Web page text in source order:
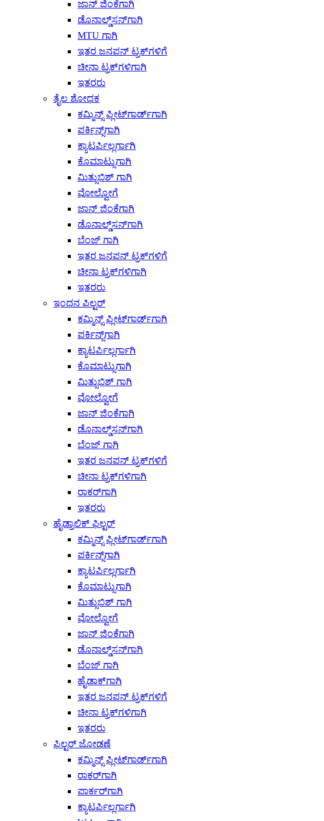
ಜಾನ್ ಜಿಂಕೆಗಾಗಿ
ಡೊನಾಲ್ಡ್‌ಸನ್‌ಗಾಗಿ
MTU ಗಾಗಿ
ಇತರ ಜನಪನ್ ಟ್ರಕ್‌ಗಳಿಗೆ
ಚೀನಾ ಟ್ರಕ್‌ಗಳಿಗಾಗಿ
ಇತರರು
ತೈಲ ಶೋಧಕ
ಕಮ್ಮಿನ್ಸ್ ಫ್ಲೀಟ್‌ಗಾರ್ಡ್‌ಗಾಗಿ
ಪರ್ಕಿನ್ಸ್‌ಗಾಗಿ
ಕ್ಯಾಟರ್ಪಿಲ್ಲರ್ಗಾಗಿ
ಕೊಮಾಟ್ಸುಗಾಗಿ
ಮಿತ್ಸುಬಿಶ್ ಗಾಗಿ
ವೋಲ್ವೋಗೆ
ಜಾನ್ ಜಿಂಕೆಗಾಗಿ
ಡೊನಾಲ್ಡ್‌ಸನ್‌ಗಾಗಿ
ಬೆಂಜ್ ಗಾಗಿ
ಇತರ ಜನಪನ್ ಟ್ರಕ್‌ಗಳಿಗೆ
ಚೀನಾ ಟ್ರಕ್‌ಗಳಿಗಾಗಿ
ಇತರರು
ಇಂಧನ ಫಿಲ್ಟರ್
ಕಮ್ಮಿನ್ಸ್ ಫ್ಲೀಟ್‌ಗಾರ್ಡ್‌ಗಾಗಿ
ಪರ್ಕಿನ್ಸ್‌ಗಾಗಿ
ಕ್ಯಾಟರ್ಪಿಲ್ಲರ್ಗಾಗಿ
ಕೊಮಾಟ್ಸುಗಾಗಿ
ಮಿತ್ಸುಬಿಶ್ ಗಾಗಿ
ವೋಲ್ವೋಗೆ
ಜಾನ್ ಜಿಂಕೆಗಾಗಿ
ಡೊನಾಲ್ಡ್‌ಸನ್‌ಗಾಗಿ
ಬೆಂಜ್ ಗಾಗಿ
ಇತರ ಜನಪನ್ ಟ್ರಕ್‌ಗಳಿಗೆ
ಚೀನಾ ಟ್ರಕ್‌ಗಳಿಗಾಗಿ
ರಾಕರ್‌ಗಾಗಿ
ಇತರರು
ಹೈಡ್ರಾಲಿಕ್ ಫಿಲ್ಟರ್
ಕಮ್ಮಿನ್ಸ್ ಫ್ಲೀಟ್‌ಗಾರ್ಡ್‌ಗಾಗಿ
ಪರ್ಕಿನ್ಸ್‌ಗಾಗಿ
ಕ್ಯಾಟರ್ಪಿಲ್ಲರ್ಗಾಗಿ
ಕೊಮಾಟ್ಸುಗಾಗಿ
ಮಿತ್ಸುಬಿಶ್ ಗಾಗಿ
ವೋಲ್ವೋಗೆ
ಜಾನ್ ಜಿಂಕೆಗಾಗಿ
ಡೊನಾಲ್ಡ್‌ಸನ್‌ಗಾಗಿ
ಬೆಂಜ್ ಗಾಗಿ
ಹೈಡಾಕ್‌ಗಾಗಿ
ಇತರ ಜನಪನ್ ಟ್ರಕ್‌ಗಳಿಗೆ
ಚೀನಾ ಟ್ರಕ್‌ಗಳಿಗಾಗಿ
ಇತರರು
ಫಿಲ್ಟರ್ ಜೋಡಣೆ
ಕಮ್ಮಿನ್ಸ್ ಫ್ಲೀಟ್‌ಗಾರ್ಡ್‌ಗಾಗಿ
ರಾಕರ್‌ಗಾಗಿ
ಪಾರ್ಕರ್‌ಗಾಗಿ
ಕ್ಯಾಟರ್ಪಿಲ್ಲರ್ಗಾಗಿ